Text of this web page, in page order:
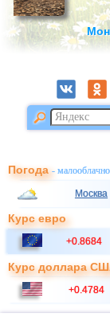
Погода- малооблачно
Москва
Курс евро
+0.8684
Курс доллара
+0.4784